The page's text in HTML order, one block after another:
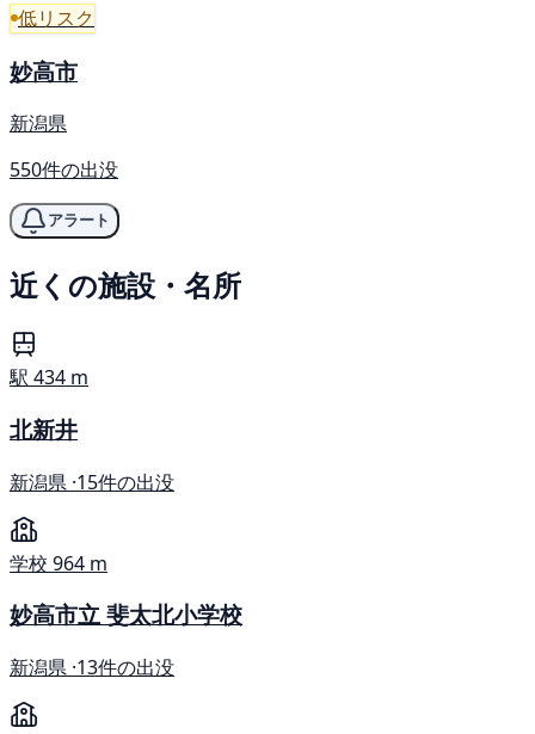
低リスク
妙高市
新潟県
550件の出没
アラート
近くの施設・名所
駅 434 m
北新井
新潟県 ·15件の出没
学校 964 m
妙高市立 斐太北小学校
新潟県 ·13件の出没